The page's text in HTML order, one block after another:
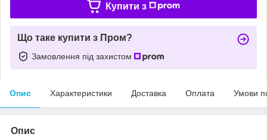
Купити з
Що таке купити з Пром?
Замовлення під захистом
Опис Характеристики Доставка Оплата Умови
Опис